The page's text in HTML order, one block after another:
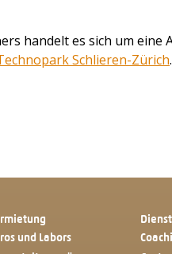
handelt es sich um eine
Schlieren-Zürich
und Labors